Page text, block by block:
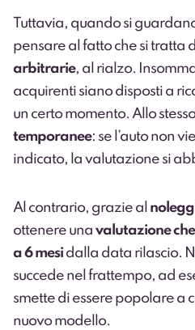
Tuttavia, quando si
pensare al fatto che si tratta
arbitrarie, al rialzo.
acquirenti siano disposti a
un certo momento. Allo
temporanee: se l’auto non
indicato, la valutazione si
Al contrario, grazie al
ottenere una valutazione
a 6 mesi dalla data rilascio.
succede nel frattempo, ad
smette di essere popolare a
nuovo modello.